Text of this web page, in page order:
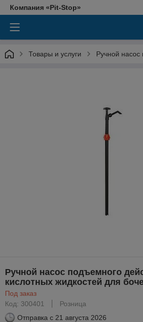
Компания «Pit-Stop»
Товары и услуги Ручной насос
Ручной насос подъемного
кислотных жидкостей для
Под заказ
Код: 300401
Розница
Отправка с 21 августа 2026